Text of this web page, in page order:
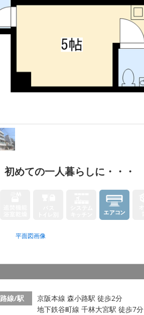
初めての一人暮らしに・・・
平面図画像
路線/駅
京阪本線 森小路駅 徒歩2分
地下鉄谷町線 千林大宮駅 徒歩7分